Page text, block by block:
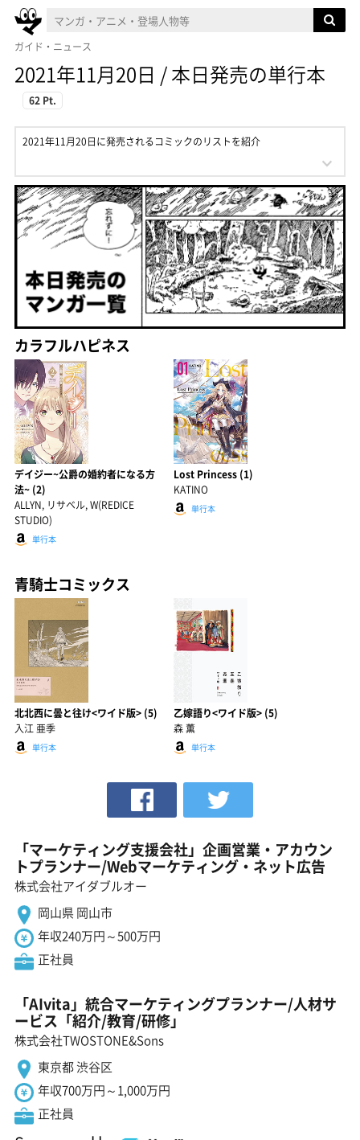
ガイド・ニュース
2021年11月20日 / 本日発売の単行本
62 Pt.
2021年11月20日に発売されるコミックのリストを紹介
カラフルハピネス
デイジー~公爵の婚約者になる方
法~ (2)
ALLYN, リサベル, W(REDICE
STUDIO)
単行本
Lost Princess (1)
KATINO
単行本
青騎士コミックス
北北西に曇と往け<ワイド版> (5)
入江 亜季
単行本
乙嫁語り<ワイド版> (5)
森 薫
単行本
「マーケティング支援会社」企画営業・アカウン
トプランナー/Webマーケティング・ネット広告
株式会社アイダブルオー
岡山県 岡山市
年収240万円～500万円
正社員
「AIvita」統合マーケティングプランナー/人材サ
ービス「紹介/教育/研修」
株式会社TWOSTONE&Sons
東京都 渋谷区
年収700万円～1,000万円
正社員